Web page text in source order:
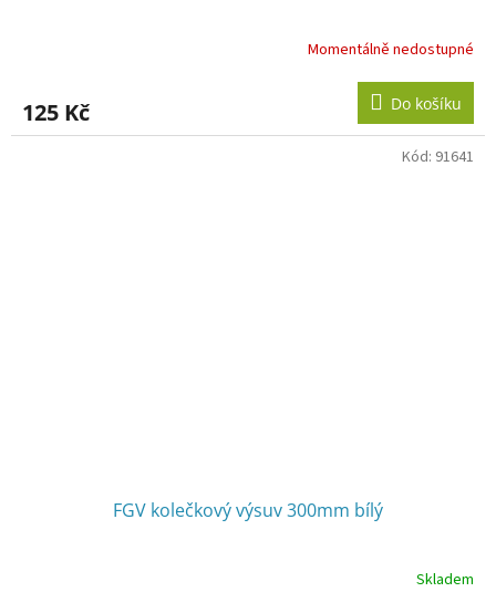
Momentálně nedostupné
125 Kč Do košíku
FGV kolečkový výsuv 300mm bílý
Skladem
Kód: 91641